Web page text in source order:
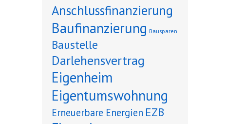
Anschlussfinanzierung
Baufinanzierung Bausparen
Baustelle
Darlehensvertrag
Eigenheim
Eigentumswohnung
Erneuerbare Energien EZB